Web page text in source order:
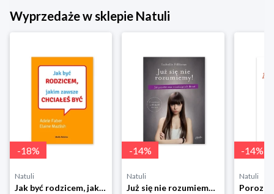
Wyprzedaże w sklepie Natuli
-18%
Natuli
Jak być rodzicem, jakim zawsze chciałeś być Media rodzina
-14%
Natuli
Już się nie rozumiemy! Jak przeżyć czas trzaskających drzwi Esprit
-14%
Natuli